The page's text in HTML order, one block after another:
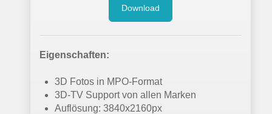
Download
Eigenschaften:
3D Fotos in MPO-Format
3D-TV Support von allen Marken
Auflösung: 3840x2160px